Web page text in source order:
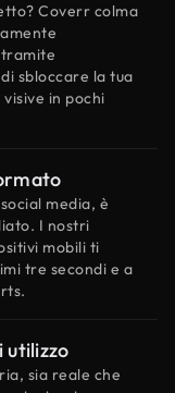
Coverr colma
sbloccare la tua
in pochi
media, è
I nostri
mobili ti
tre secondi e a
utilizzo
sia reale che